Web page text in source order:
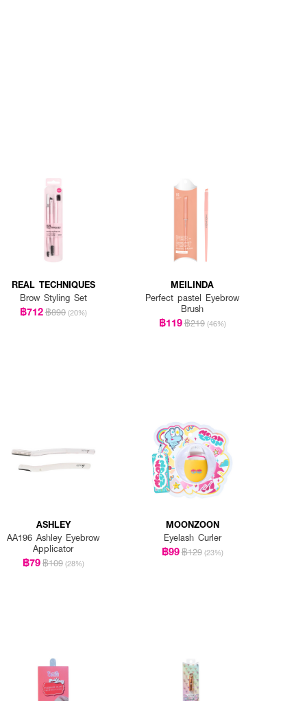
REAL TECHNIQUES
Brow Styling Set
฿712฿890 (20%)
MEILINDA
Perfect pastel Eyebrow
Brush
฿119฿219 (46%)
ASHLEY
AA196 Ashley Eyebrow
Applicator
฿79฿109 (28%)
MOONZOON
Eyelash Curler
฿99฿129 (23%)